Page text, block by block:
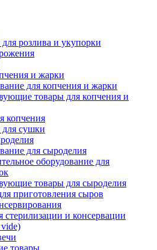
розлива и укупорки
и жарки
для копчения и жарки
товары для копчения и
копчения
сушки
для сыроделия
оборудование для
товары для сыроделия
приготовления сыров
стерилизации и консервации
товары